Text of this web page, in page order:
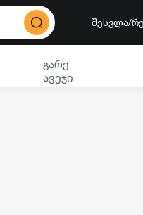
შესვლა/
გარე
ავეჯი